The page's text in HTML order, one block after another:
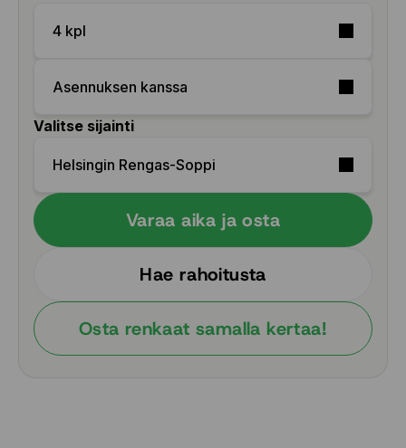
4 kpl
Asennuksen kanssa
Valitse sijainti
Helsingin Rengas-Soppi
Varaa aika ja osta
Hae rahoitusta
Osta renkaat samalla kertaa!